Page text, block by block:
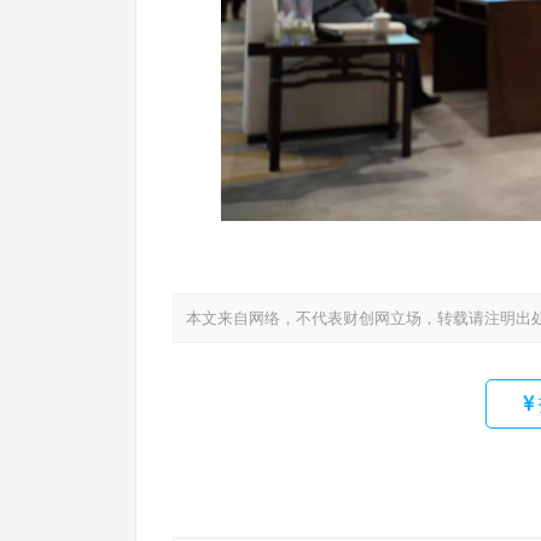
本文来自网络，不代表财创网立场，转载请注明出